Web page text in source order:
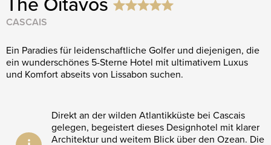
The Oitavos
CASCAIS
Ein Paradies für leidenschaftliche Golfer und diejenigen, die
ein wunderschönes 5-Sterne Hotel mit ultimativem Luxus
und Komfort abseits von Lissabon suchen.
Direkt an der wilden Atlantikküste bei Cascais
gelegen, begeistert dieses Designhotel mit klarer
Architektur und weitem Blick über den Ozean. Die